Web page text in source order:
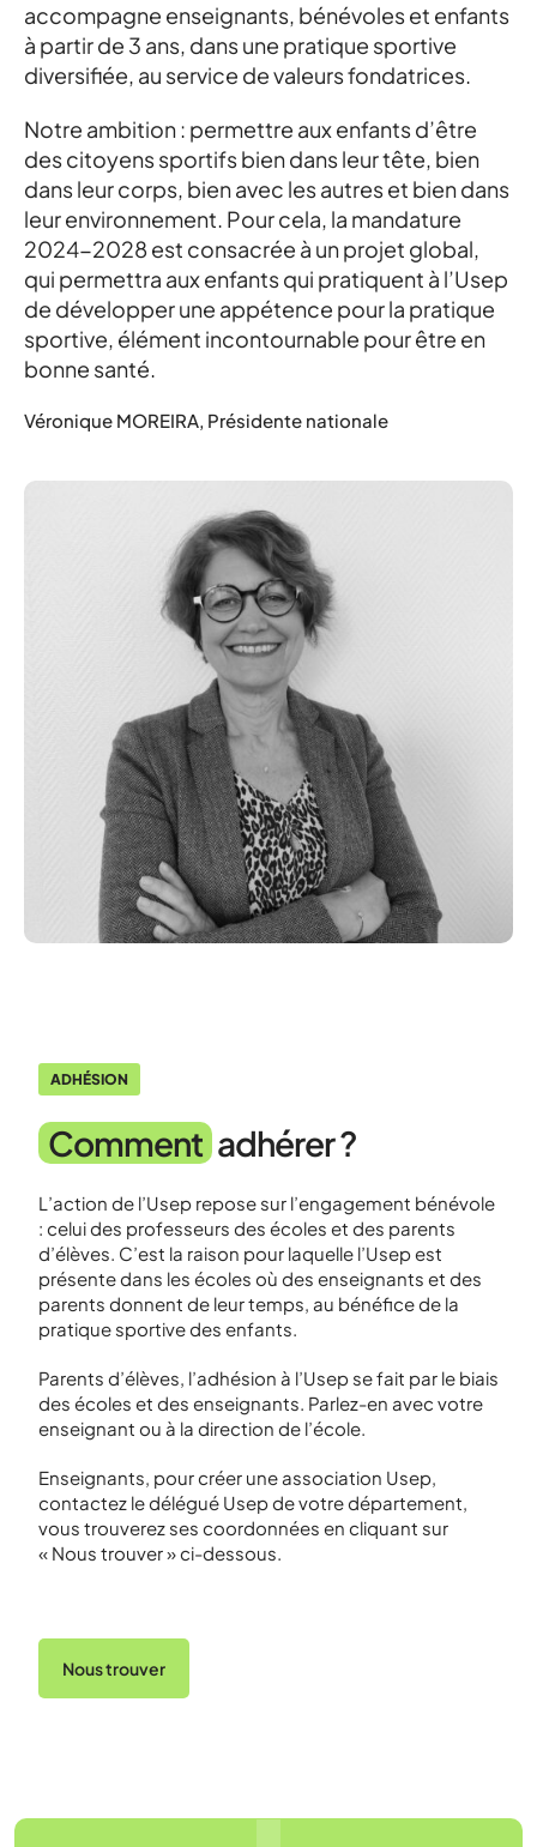
accompagne enseignants, bénévoles et enfants
à partir de 3 ans, dans une pratique sportive
diversifiée, au service de valeurs fondatrices.
Notre ambition : permettre aux enfants d’être
des citoyens sportifs bien dans leur tête, bien
dans leur corps, bien avec les autres et bien dans
leur environnement. Pour cela, la mandature
2024-2028 est consacrée à un projet global,
qui permettra aux enfants qui pratiquent à l’Usep
de développer une appétence pour la pratique
sportive, élément incontournable pour être en
bonne santé.
Véronique MOREIRA, Présidente nationale
ADHÉSION
Comment adhérer ?
L’action de l’Usep repose sur l’engagement bénévole
: celui des professeurs des écoles et des parents
d’élèves. C’est la raison pour laquelle l’Usep est
présente dans les écoles où des enseignants et des
parents donnent de leur temps, au bénéfice de la
pratique sportive des enfants.
Parents d’élèves, l’adhésion à l’Usep se fait par le biais
des écoles et des enseignants. Parlez-en avec votre
enseignant ou à la direction de l’école.
Enseignants, pour créer une association Usep,
contactez le délégué Usep de votre département,
vous trouverez ses coordonnées en cliquant sur
« Nous trouver » ci-dessous.
Nous trouver